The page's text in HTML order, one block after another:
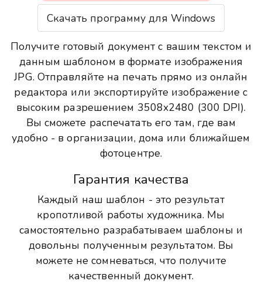
Скачать программу для Windows
Получите готовый документ с вашим текстом и
данным шаблоном в формате изображения
JPG. Отправляйте на печать прямо из онлайн
редактора или экспортируйте изображение с
высоким разрешением 3508x2480 (300 DPI).
Вы сможете распечатать его там, где вам
удобно - в организации, дома или ближайшем
фотоцентре.
Гарантия качества
Каждый наш шаблон - это результат
кропотливой работы художника. Мы
самостоятельно разрабатываем шаблоны и
довольны полученным результатом. Вы
можете не сомневаться, что получите
качественный документ.